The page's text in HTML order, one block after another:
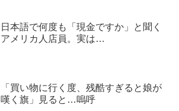
日本語で何度も「現金ですか」と聞く
アメリカ人店員。実は…
「買い物に行く度、残酷すぎると娘が
嘆く旗」見ると…嗚呼